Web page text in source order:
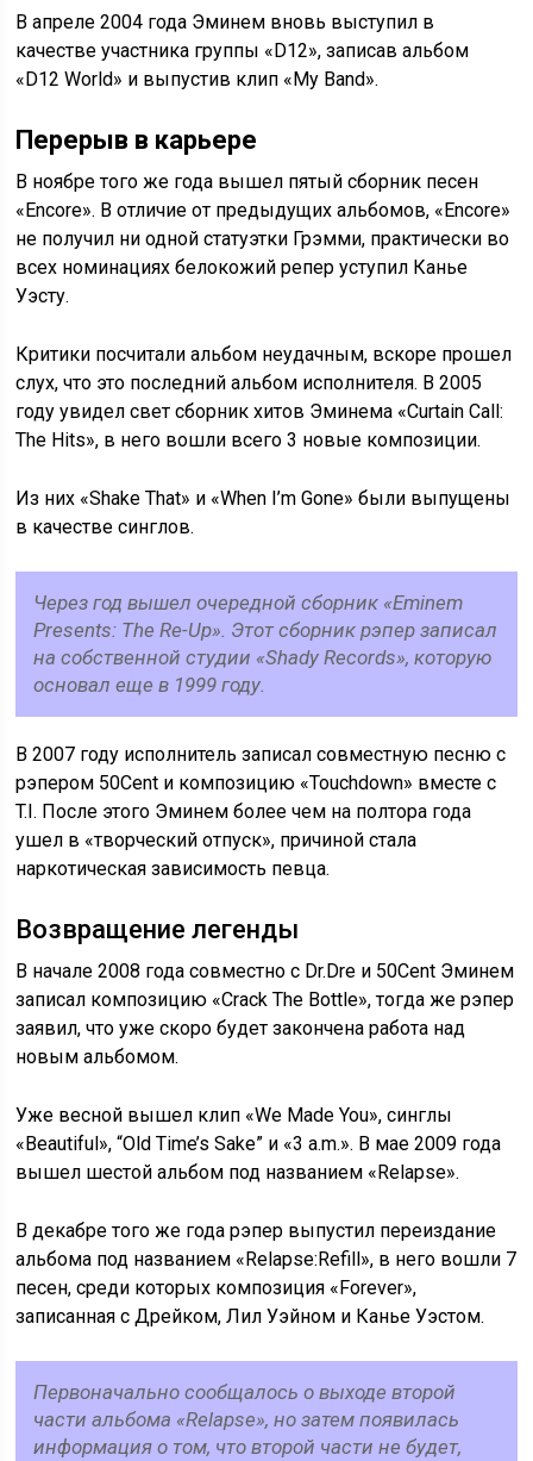
В апреле 2004 года Эминем вновь выступил в
качестве участника группы «D12», записав альбом
«D12 World» и выпустив клип «My Band».
Перерыв в карьере
В ноябре того же года вышел пятый сборник песен
«Encore». В отличие от предыдущих альбомов, «Encore»
не получил ни одной статуэтки Грэмми, практически во
всех номинациях белокожий репер уступил Канье
Уэсту.
Критики посчитали альбом неудачным, вскоре прошел
слух, что это последний альбом исполнителя. В 2005
году увидел свет сборник хитов Эминема «Curtain Call:
The Hits», в него вошли всего 3 новые композиции.
Из них «Shake That» и «When I’m Gone» были выпущены
в качестве синглов.
Через год вышел очередной сборник «Eminem
Presents: The Re-Up». Этот сборник рэпер записал
на собственной студии «Shady Records», которую
основал еще в 1999 году.
В 2007 году исполнитель записал совместную песню с
рэпером 50Cent и композицию «Touchdown» вместе с
T.I. После этого Эминем более чем на полтора года
ушел в «творческий отпуск», причиной стала
наркотическая зависимость певца.
Возвращение легенды
В начале 2008 года совместно с Dr.Dre и 50Cent Эминем
записал композицию «Crack The Bottle», тогда же рэпер
заявил, что уже скоро будет закончена работа над
новым альбомом.
Уже весной вышел клип «We Made You», синглы
«Beautiful», “Old Time’s Sake” и «3 a.m.». В мае 2009 года
вышел шестой альбом под названием «Relapse».
В декабре того же года рэпер выпустил переиздание
альбома под названием «Relapse:Refill», в него вошли 7
песен, среди которых композиция «Forever»,
записанная с Дрейком, Лил Уэйном и Канье Уэстом.
Первоначально сообщалось о выходе второй
части альбома «Relapse», но затем появилась
информация о том, что второй части не будет,